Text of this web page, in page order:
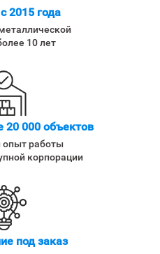
2015 года
10 лет
20 000 объектов
опыт работы
корпорации
под заказ